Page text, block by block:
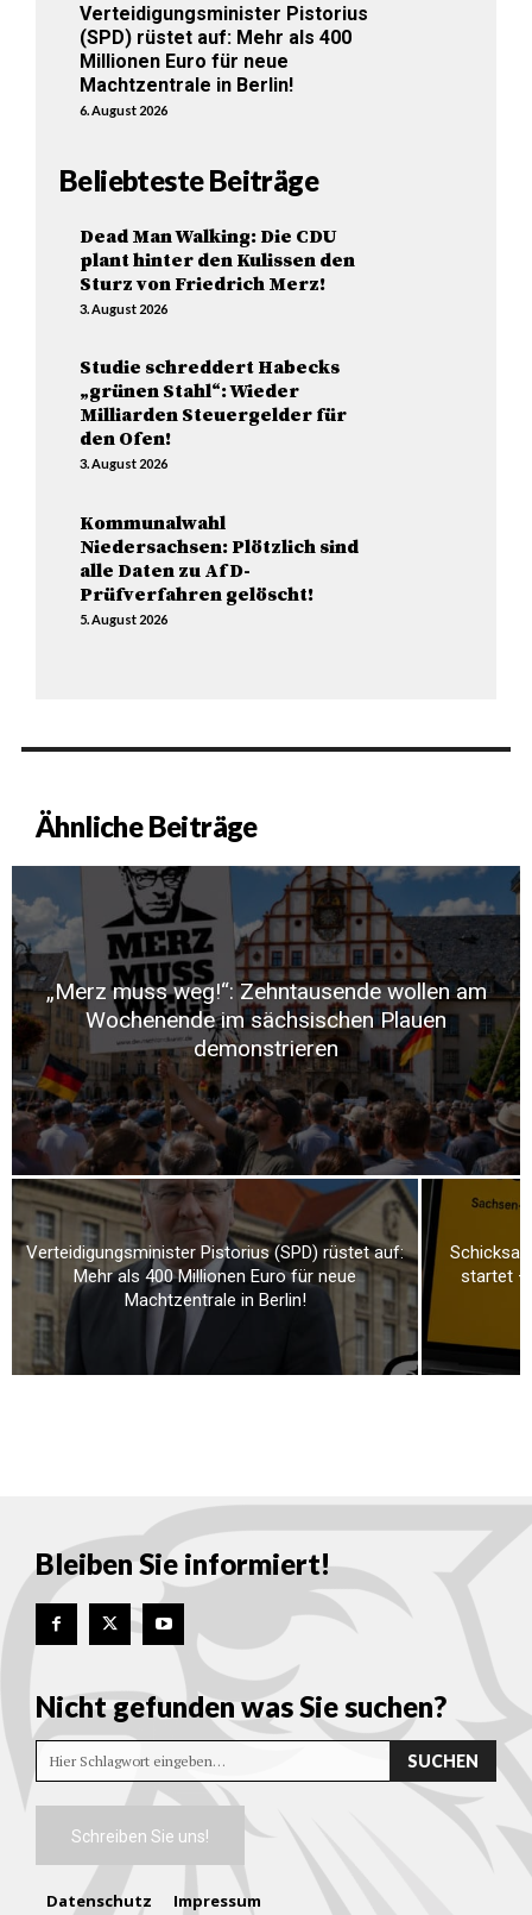
Verteidigungsminister Pistorius
(SPD) rüstet auf: Mehr als 400
Millionen Euro für neue
Machtzentrale in Berlin!
6. August 2026
Beliebteste Beiträge
Dead Man Walking: Die CDU
plant hinter den Kulissen den
Sturz von Friedrich Merz!
3. August 2026
Studie schreddert Habecks
„grünen Stahl“: Wieder
Milliarden Steuergelder für
den Ofen!
3. August 2026
Kommunalwahl
Niedersachsen: Plötzlich sind
alle Daten zu AfD-
Prüfverfahren gelöscht!
5. August 2026
Ähnliche Beiträge
„Merz muss weg!“: Zehntausende wollen am
Wochenende im sächsischen Plauen
demonstrieren
Verteidigungsminister Pistorius (SPD) rüstet auf:
Mehr als 400 Millionen Euro für neue
Machtzentrale in Berlin!
startet –
Bleiben Sie informiert!
Nicht gefunden was Sie suchen?
Hier Schlagwort eingeben… SUCHEN
Schreiben Sie uns!
Datenschutz Impressum